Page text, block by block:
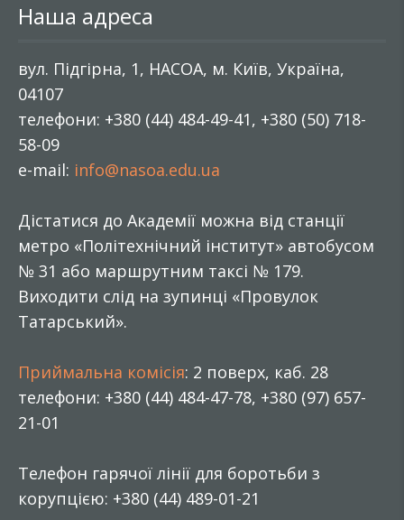
Наша адреса
вул. Підгірна, 1, НАСОА, м. Київ, Україна,
04107
телефони: +380 (44) 484-49-41, +380 (50) 718-
58-09
e-mail: info@nasoa.edu.ua
Дістатися до Академії можна від станції
метро «Політехнічний інститут» автобусом
№ 31 або маршрутним таксі № 179.
Виходити слід на зупинці «Провулок
Татарський».
Приймальна комісія: 2 поверх, каб. 28
телефони: +380 (44) 484-47-78, +380 (97) 657-
21-01
Телефон гарячої лінії для боротьби з
корупцією: +380 (44) 489-01-21